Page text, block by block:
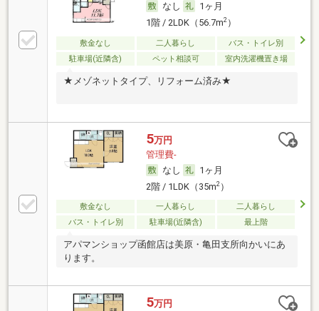
なし
1ヶ月
1階 / 2LDK（56.7m2）
敷金なし 二人暮らし
バス・トイレ別
駐車場(近隣含)
ペット相談可 室内洗濯機置き場
★メゾネットタイプ、リフォーム済み★
5万円
管理費-
なし
1ヶ月
2階 / 1LDK（35m2）
敷金なし 一人暮らし
二人暮らし
バス・トイレ別
駐車場(近隣含) 最上階
アパマンショップ函館店は美原・亀田支所向かいにあ
ります。
5万円